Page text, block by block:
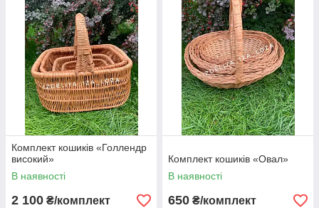
Комплект кошиків «Голлендр
високий»
В наявності
2 100 ₴/комплект
Комплект кошиків «Овал»
В наявності
650 ₴/комплект